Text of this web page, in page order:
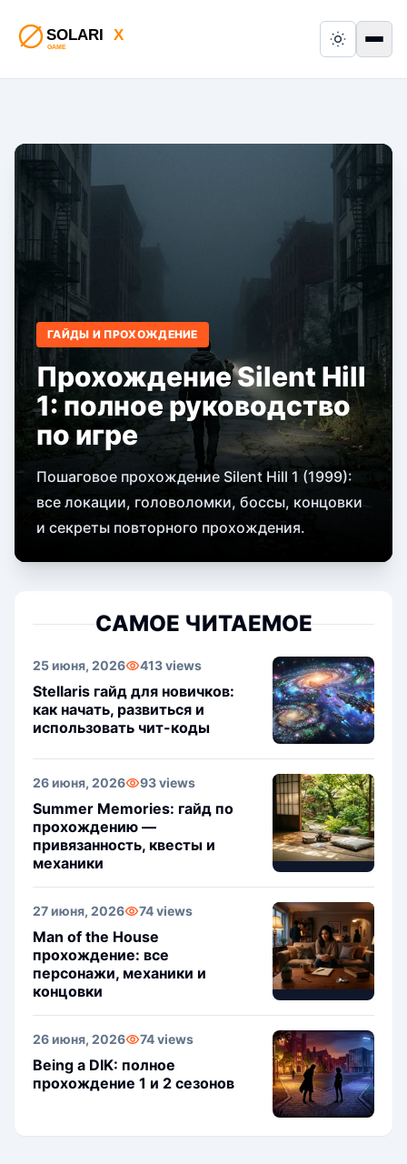
Switch to
ГАЙДЫ И ПРОХОЖДЕНИЕ
Прохождение Silent Hill
1: полное руководство
по игре
Пошаговое прохождение Silent Hill 1 (1999):
все локации, головоломки, боссы, концовки
и секреты повторного прохождения.
САМОЕ ЧИТАЕМОЕ
25 июня, 2026 413 views
Stellaris гайд для новичков:
как начать, развиться и
использовать чит-коды
26 июня, 2026 93 views
Summer Memories: гайд по
прохождению —
привязанность, квесты и
механики
27 июня, 2026 74 views
Man of the House
прохождение: все
персонажи, механики и
концовки
26 июня, 2026 74 views
Being a DIK: полное
прохождение 1 и 2 сезонов